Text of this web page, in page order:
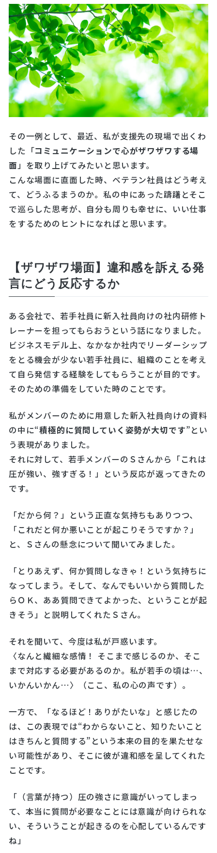
その一例として、最近、私が支援先の現場で出くわ
した「コミュニケーションで心がザワザワする場
面」を取り上げてみたいと思います。
こんな場面に直面した時、ベテラン社員はどう考え
て、どうふるまうのか。私の中にあった躊躇とそこ
で巡らした思考が、自分も周りも幸せに、いい仕事
をするためのヒントになればと思います。
【ザワザワ場面】違和感を訴える発
言にどう反応するか
ある会社で、若手社員に新入社員向けの社内研修ト
レーナーを担ってもらおうという話になりました。
ビジネスモデル上、なかなか社内でリーダーシップ
をとる機会が少ない若手社員に、組織のことを考え
て自ら発信する経験をしてもらうことが目的です。
そのための準備をしていた時のことです。
私がメンバーのために用意した新入社員向けの資料
の中に“積極的に質問していく姿勢が大切です”とい
う表現がありました。
それに対して、若手メンバーのＳさんから「これは
圧が強い、強すぎる！」という反応が返ってきたの
です。
「だから何？」という正直な気持ちもありつつ、
「これだと何か悪いことが起こりそうですか？」
と、Ｓさんの懸念について聞いてみました。
「とりあえず、何か質問しなきゃ！という気持ちに
なってしまう。そして、なんでもいいから質問した
らＯＫ、ああ質問できてよかった、ということが起
きそう」と説明してくれたＳさん。
それを聞いて、今度は私が戸惑います。
〈なんと繊細な感情！ そこまで感じるのか、そこ
まで対応する必要があるのか。私が若手の頃は…、
いかんいかん…〉（ここ、私の心の声です）。
一方で、「なるほど！ありがたいな」と感じたの
は、この表現では“わからないこと、知りたいこと
はきちんと質問する”という本来の目的を果たせな
い可能性があり、そこに彼が違和感を呈してくれた
ことです。
「（言葉が持つ）圧の強さに意識がいってしまっ
て、本当に質問が必要なことには意識が向けられな
い、そういうことが起きるのを心配しているんです
ね」